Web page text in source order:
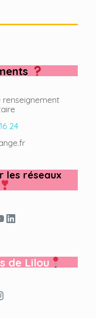
24
les réseaux
LinkedIn
de Lilou